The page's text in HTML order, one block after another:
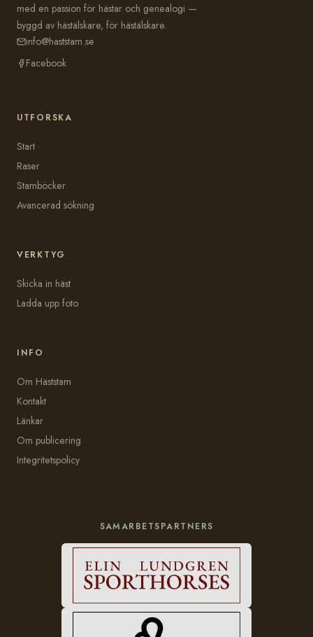
med en passion för hästar och genealogi —
byggd av hästälskare, för hästälskare.
info@haststam.se
Facebook
UTFORSKA
Start
Raser
Stamböcker
Avancerad sökning
VERKTYG
Skicka in häst
Ladda upp foto
INFO
Om Häststam
Kontakt
Länkar
Om publicering
Integritetspolicy
SAMARBETSPARTNERS